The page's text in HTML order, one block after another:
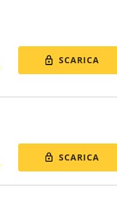
SCARICA
SCARICA